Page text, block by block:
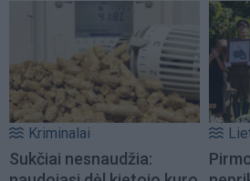
Kriminalai
Sukčiai nesnaudžia: